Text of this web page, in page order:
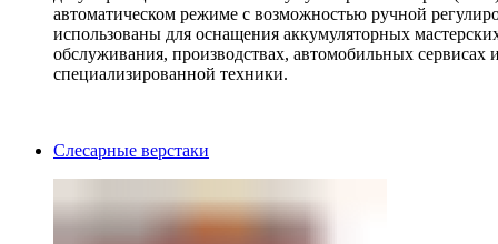
автоматическом режиме с возможностью ручной
использованы для оснащения аккумуляторных
обслуживания, производствах, автомобильных
специализированной техники.
Слесарные верстаки